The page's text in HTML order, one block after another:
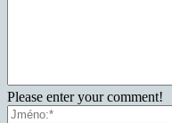
Please enter your comment!